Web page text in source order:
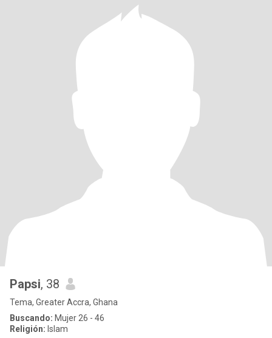
Papsi, 38
Tema, Greater Accra, Ghana
Buscando: Mujer 26 - 46
Religión: Islam